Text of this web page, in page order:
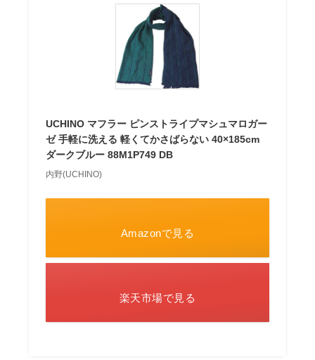
UCHINO マフラー ピンストライプマシュマロガー
ゼ 手軽に洗える 軽くてかさばらない 40×185cm
ダークブルー 88M1P749 DB
内野(UCHINO)
Amazonで見る
楽天市場で見る